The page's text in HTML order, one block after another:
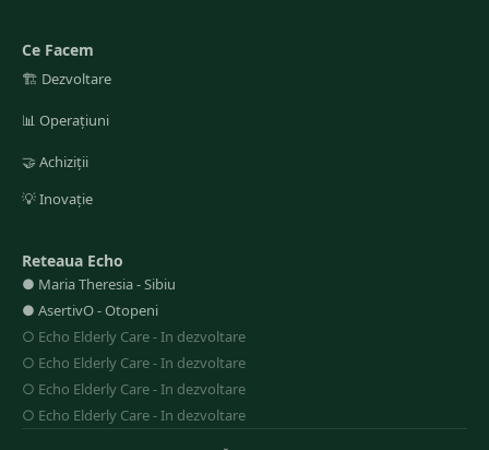
Ce Facem
🏗️ Dezvoltare
📊 Operațiuni
🤝 Achiziții
💡Inovație
Reteaua Echo
● Maria Theresia-Sibiu
● AsertivO-Otopeni
○ Echo Elderly Care-In dezvoltare
○ Echo Elderly Care-In dezvoltare
○ Echo Elderly Care-In dezvoltare
○ Echo Elderly Care-In dezvoltare